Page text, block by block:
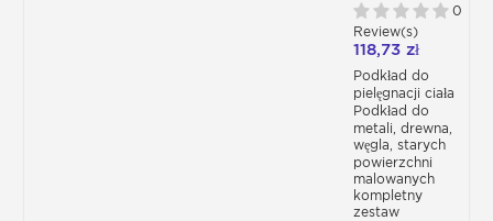
aluminium lub innych materiałów.
Aby malować przynęty plastikowe:
Materiały o najtrudniejszym chwycie to
różne rodzaje tworzyw sztucznych. W
przypadku ugryzienia lub uderzenia, aby
zapobiec złuszczaniu się całej farby, jak
gdyby była to folia z tworzywa sztucznego,
należy ją pokryć naszym podkładem do
plastiku i najlepiej przeszlifować zbrojony
rozpuszczalnikiem, aby dobrze „otwarł”
P410
0
Review(s)
118,73 zł
Podkład do
pielęgnacji ciała
Podkład do
metali, drewna,
węgla, starych
powierzchni
malowanych
kompletny
zestaw